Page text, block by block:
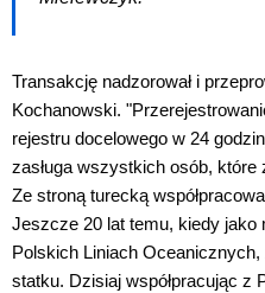
Transakcję nadzorował i
Kochanowski.
rejestru docelowego w 24
zasługa wszystkich osób, które
Ze stroną turecką
Jeszcze 20 lat temu, kiedy jako
Polskich Liniach
statku. Dzisiaj współpracując z